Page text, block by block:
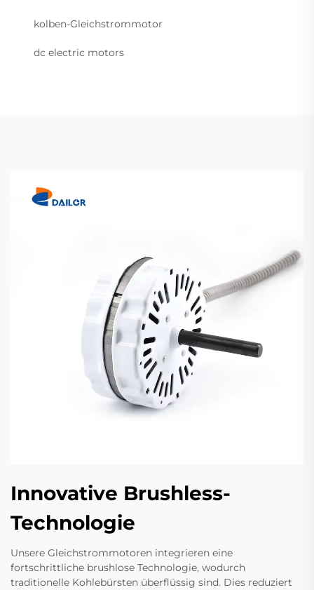
kolben-Gleichstrommotor
dc electric motors
Innovative Brushless-
Technologie
Unsere Gleichstrommotoren integrieren eine
fortschrittliche brushlose Technologie, wodurch
traditionelle Kohlebürsten überflüssig sind. Dies reduziert